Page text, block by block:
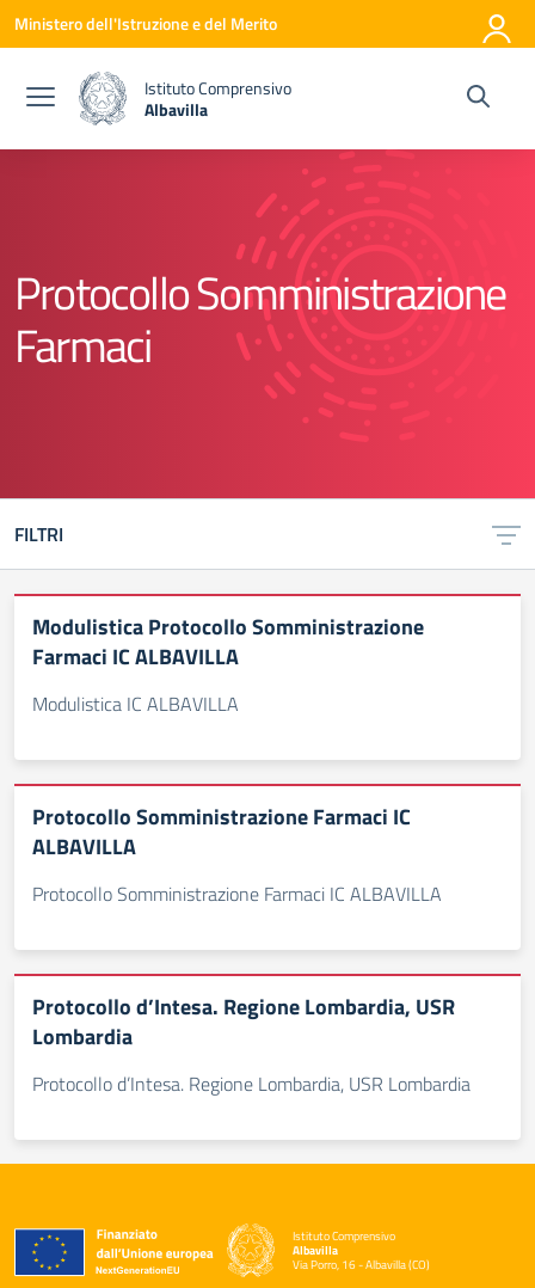
Vai ai contenuti
Vai al menu di navigazione
Vai al footer
Ministero dell'Istruzione e del Merito
Istituto Comprensivo
Albavilla
Protocollo Somministrazione
Farmaci
FILTRI
Modulistica Protocollo Somministrazione
Farmaci IC ALBAVILLA
Modulistica IC ALBAVILLA
Protocollo Somministrazione Farmaci IC
ALBAVILLA
Protocollo Somministrazione Farmaci IC ALBAVILLA
Protocollo d’Intesa. Regione Lombardia, USR
Lombardia
Protocollo d’Intesa. Regione Lombardia, USR Lombardia
Istituto Comprensivo
Albavilla
Via Porro, 16 - Albavilla (CO)
— Visita la pagina iniziale della scuola